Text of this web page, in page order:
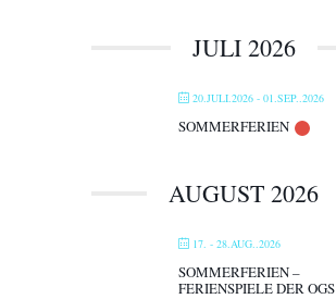
JULI 2026
20.JULI.2026 - 01.SEP..2026
SOMMERFERIEN
AUGUST 2026
17. - 28.AUG..2026
SOMMERFERIEN –
FERIENSPIELE DER OGS